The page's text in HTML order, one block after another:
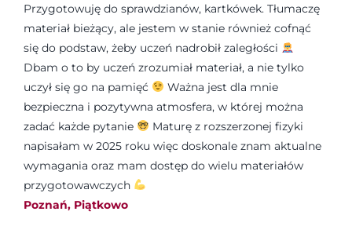
Przygotowuję do sprawdzianów, kartkówek. Tłumaczę
materiał bieżący, ale jestem w stanie również cofnąć
się do podstaw, żeby uczeń nadrobił zaległości
Dbam o to by uczeń zrozumiał materiał, a nie tylko
uczył się go na pamięć
Ważna jest dla mnie
bezpieczna i pozytywna atmosfera, w której można
zadać każde pytanie
Maturę z rozszerzonej fizyki
napisałam w 2025 roku więc doskonale znam aktualne
wymagania oraz mam dostęp do wielu materiałów
przygotowawczych
Poznań, Piątkowo